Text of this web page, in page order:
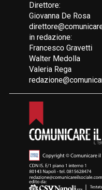
Direttore:
Giovanna De Rosa
in redazione:
Francesco Gravetti
Walter Medolla
Valeria Rega